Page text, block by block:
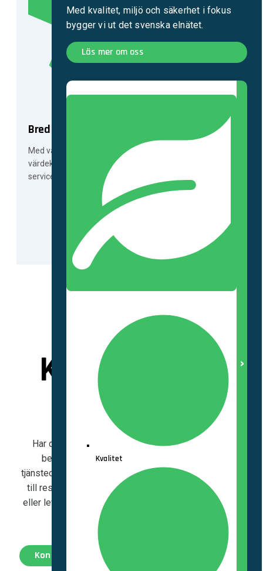
Med kvalitet, miljö och säkerhet i fokus
bygger vi ut det svenska elnätet.
Läs mer om oss
Kvalitet
Bred kompetens
Med våra tjänsteområden kan vi stötta er i hela
värdekedjan från anläggnings- och nätinstallationer till
service och underhåll.
Kom i kontakt
med oss
Har du ett spännande projekt att berätta om, eller
behöver du komma i kontakt med ett av våra
tjänsteområden? På vår kontaktsida hittar du uppgifter
till respektive kontor och vem du som kund, partner
eller leverantör kan vända dig till. Vi ser fram emot att
Kontakta oss